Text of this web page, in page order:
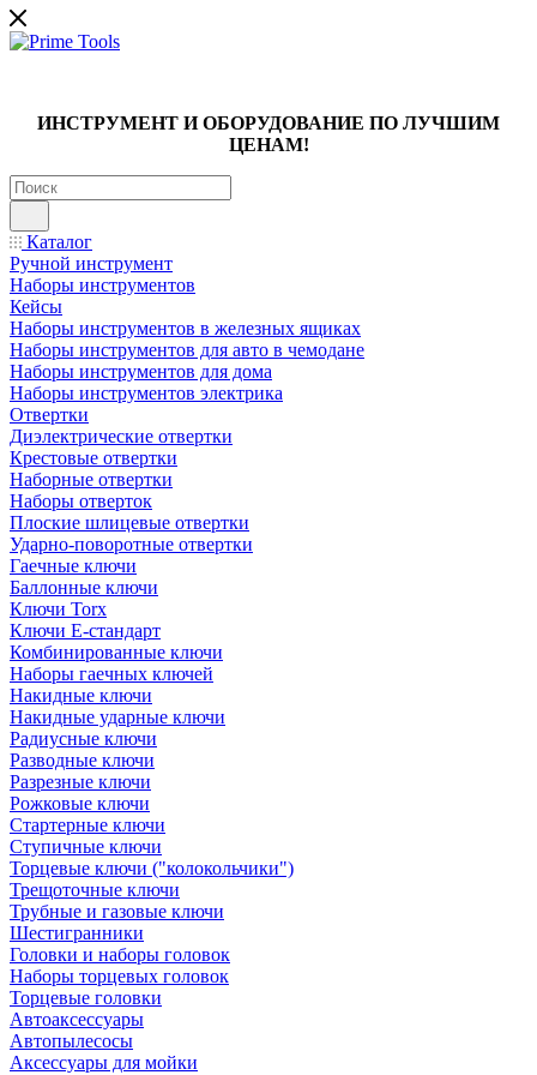
ИНСТРУМЕНТ И ОБОРУДОВАНИЕ ПО ЛУЧШИМ
ЦЕНАМ!
Каталог
Ручной инструмент
Наборы инструментов
Кейсы
Наборы инструментов в железных ящиках
Наборы инструментов для авто в чемодане
Наборы инструментов для дома
Наборы инструментов электрика
Отвертки
Диэлектрические отвертки
Крестовые отвертки
Наборные отвертки
Наборы отверток
Плоские шлицевые отвертки
Ударно-поворотные отвертки
Гаечные ключи
Баллонные ключи
Ключи Torx
Ключи Е-стандарт
Комбинированные ключи
Наборы гаечных ключей
Накидные ключи
Накидные ударные ключи
Радиусные ключи
Разводные ключи
Разрезные ключи
Рожковые ключи
Стартерные ключи
Ступичные ключи
Торцевые ключи ("колокольчики")
Трещоточные ключи
Трубные и газовые ключи
Шестигранники
Головки и наборы головок
Наборы торцевых головок
Торцевые головки
Автоаксессуары
Автопылесосы
Аксессуары для мойки